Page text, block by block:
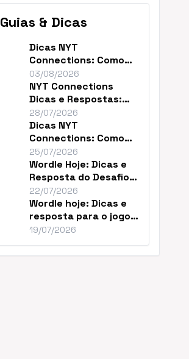
Guias & Dicas
Dicas NYT
Connections: Como
Resolver o Enigma de
Hoje
03/08/2026
NYT Connections
Dicas e Respostas:
Como Vencer Hoje
28/07/2026
Dicas NYT
Connections: Como
Resolver o Desafio de
Hoje
25/07/2026
Wordle Hoje: Dicas e
Resposta do Desafio
#1859 de Julho
22/07/2026
Wordle hoje: Dicas e
resposta para o jogo
nº 1856
19/07/2026